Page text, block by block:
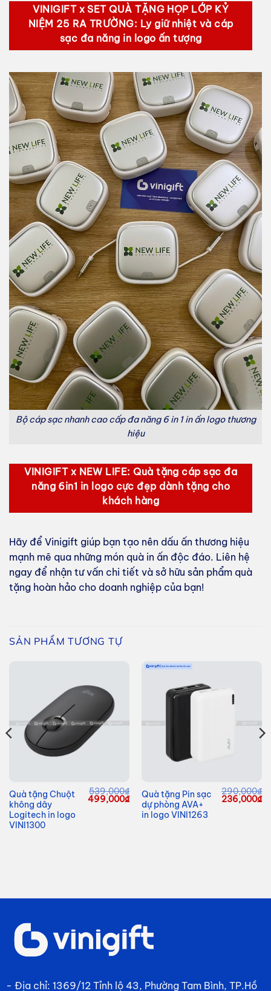
VINIGIFT x SET QUÀ TẶNG HỌP LỚP KỶ
NIỆM 25 RA TRƯỜNG: Ly giữ nhiệt và cáp
sạc đa năng in logo ấn tượng
Bộ cáp sạc nhanh cao cấp đa năng 6 in 1 in ấn logo thương
hiệu
VINIGIFT x NEW LIFE: Quà tặng cáp sạc đa
năng 6in1 in logo cực đẹp dành tặng cho
khách hàng
Hãy để Vinigift giúp bạn tạo nên dấu ấn thương hiệu
mạnh mẽ qua những món quà in ấn độc đáo. Liên hệ
ngay để nhận tư vấn chi tiết và sở hữu sản phẩm quà
tặng hoàn hảo cho doanh nghiệp của bạn!
SẢN PHẨM TƯƠNG TỰ
Quà tặng Chuột
không dây
Logitech in logo
VINI1300
539,000₫
Giá
499,000₫Giá
hiện
Quà tặng Pin sạc
dự phòng AVA+
in logo VINI1263
290,000₫
Giá
236,000₫
- Địa chỉ: 1369/12 Tỉnh lộ 43, Phường Tam Bình, TP.Hồ